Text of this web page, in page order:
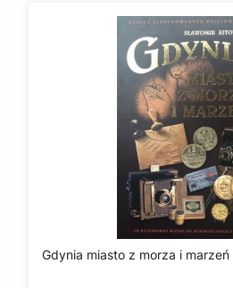
Gdynia miasto z morza i marzeń